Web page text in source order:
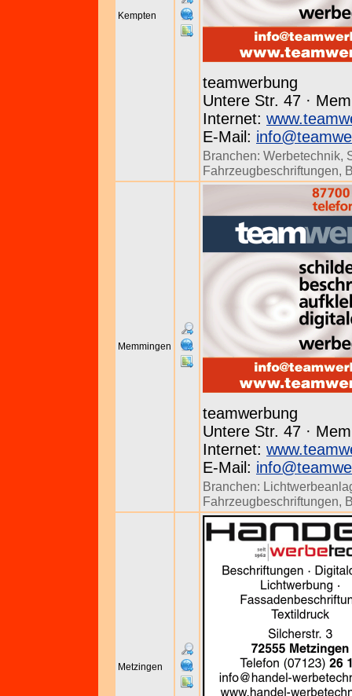
Kempten
teamwerbung
Untere Str. 47 ·
Internet:
E-Mail:
Branchen: Werbetechnik,
Fahrzeugbeschriftungen,
Memmingen
teamwerbung
Untere Str. 47 ·
Internet:
E-Mail:
Branchen:
Fahrzeugbeschriftungen,
Metzingen